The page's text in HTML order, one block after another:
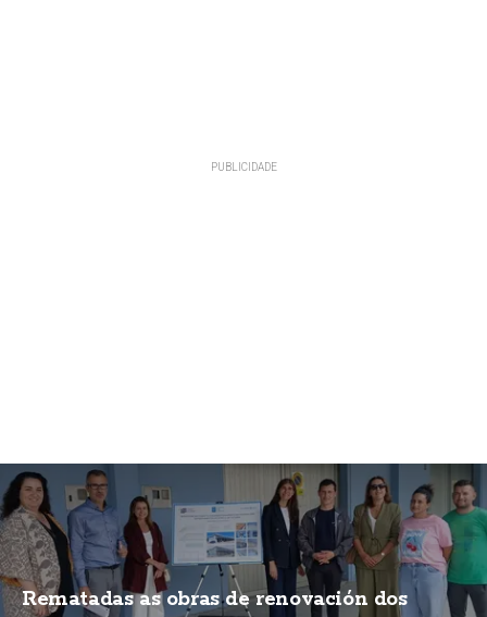
Rematadas as obras de renovación dos